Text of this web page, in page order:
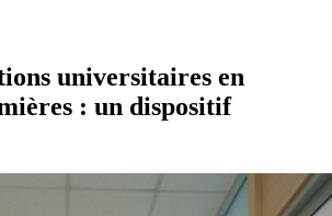
universitaires en
: un dispositif